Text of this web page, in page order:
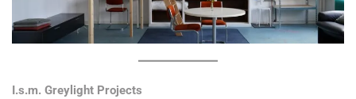
I.s.m. Greylight Projects